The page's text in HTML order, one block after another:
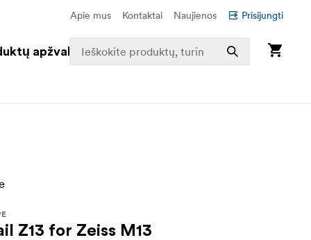
Apie mus Kontaktai Naujienos Prisijungti
apžvalga
Z13 for Zeiss M13